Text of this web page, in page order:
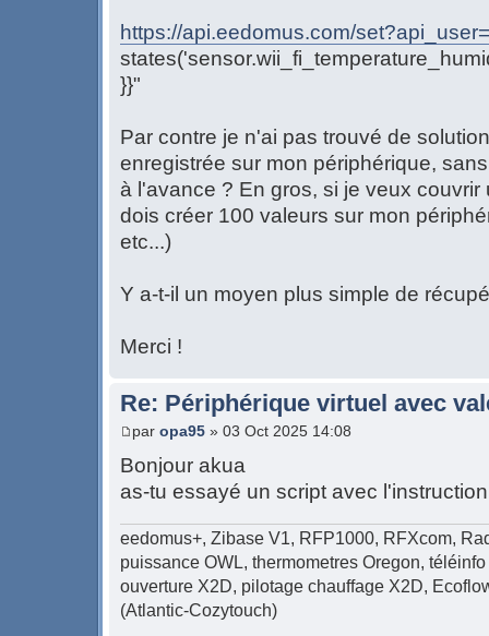
https://api.eedomus.com/
}}"
Par contre je n'ai pas trouvé de
enregistrée sur mon périphérique,
à l'avance ? En gros, si je veux
dois créer 100 valeurs sur mon
etc...)
Y a-t-il un moyen plus simple de
Merci !
Re: Périphérique virtuel avec
par opa95 » 03 Oct 2025 14:08
Bonjour akua
as-tu essayé un script avec
eedomus+, Zibase V1, RFP1000, RFXcom,
puissance OWL, thermometres Oregon,
ouverture X2D, pilotage chauffage X2D,
(Atlantic-Cozytouch)